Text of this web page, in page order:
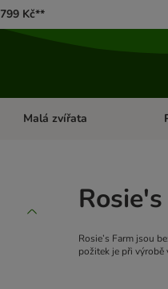
Kč**
Otevřít menu: Kočky
Malá zvířata
Rosie’s Farm jsou
požitek je při výrobě